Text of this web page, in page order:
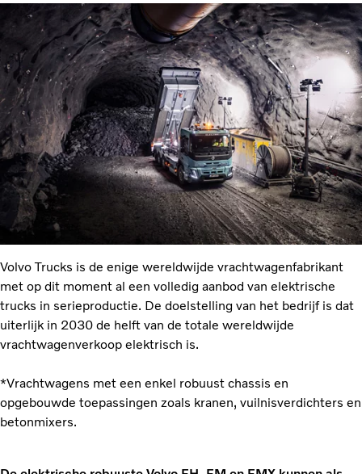
Volvo Trucks is de enige wereldwijde vrachtwagenfabrikant
met op dit moment al een volledig aanbod van elektrische
trucks in serieproductie. De doelstelling van het bedrijf is dat
uiterlijk in 2030 de helft van de totale wereldwijde
vrachtwagenverkoop elektrisch is.
*Vrachtwagens met een enkel robuust chassis en
opgebouwde toepassingen zoals kranen, vuilnisverdichters en
betonmixers.